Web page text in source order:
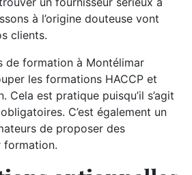
à l’origine douteuse vont
clients.
de formation à Montélimar
les formations HACCP et
Cela est pratique puisqu’il s’agit
C’est également un
de proposer des
formation.